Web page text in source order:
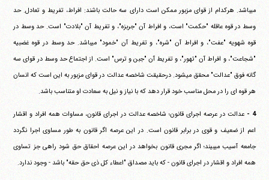
می‎باشد. هرکدام از قوای مزبور ممکن است دارای سه حالت باشند: افراط، تفریط و تعادل. حد
وسط در قوه عاقله "حکمت" است، و افراط آن "جربزه"، و تفریط آن "بلادت" است. حد وسط در
قوه شهویه "عفت"، و افراط آن "شره"، و تفریط آن "خمود" می‎باشد. حد وسط در قوه غضبیه
"شجاعت"، و افراط آن "تهور"، و تفریط آن "جبن و ترس" است. از اجتماع حد وسط در قوای سه
گانه فوق "عدالت" محقق می‎شود. درحقیقت شاخصه عدالت در قوای مزبور به این است که انسان
هر قوه ای را در محل مناسب خود قرار دهد که با نیاز و نیل به سعادت او متناسب باشد.
4 -
عدالت در عرصه اجرای قانون؛ شاخصه عدالت در اجرای قانون، مساوات همه افراد و اقشار
اعم از ضعیف و قوی در برابر قانون است. در این عرصه اگر قانون به طور مساوی اجرا نگردد
جامعه آسیب می‎بیند؛ اگر مجری قانون بخواهد در این عرصه احقاق حق شود راهی جز تساوی
همه افراد و اقشار در اجرای قانون - که باید مصداق "اعطاء کل ذی حق حقه" باشد - وجود ندارد.